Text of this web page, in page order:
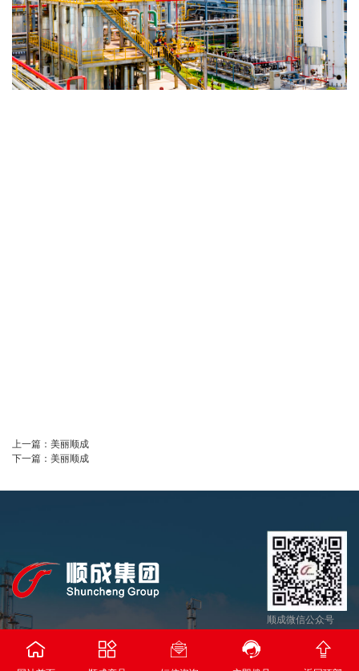
上一篇： 美丽顺成
下一篇： 美丽顺成
顺成微信公众号
河南省顺成集团能源科技有限公司
返回顶部
    